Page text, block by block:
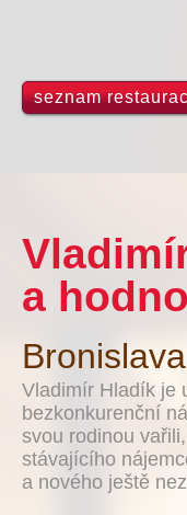
seznam
a
Vladimír Hladík je
bezkonkurenční
svou rodinou
stávajícího
a nového ještě